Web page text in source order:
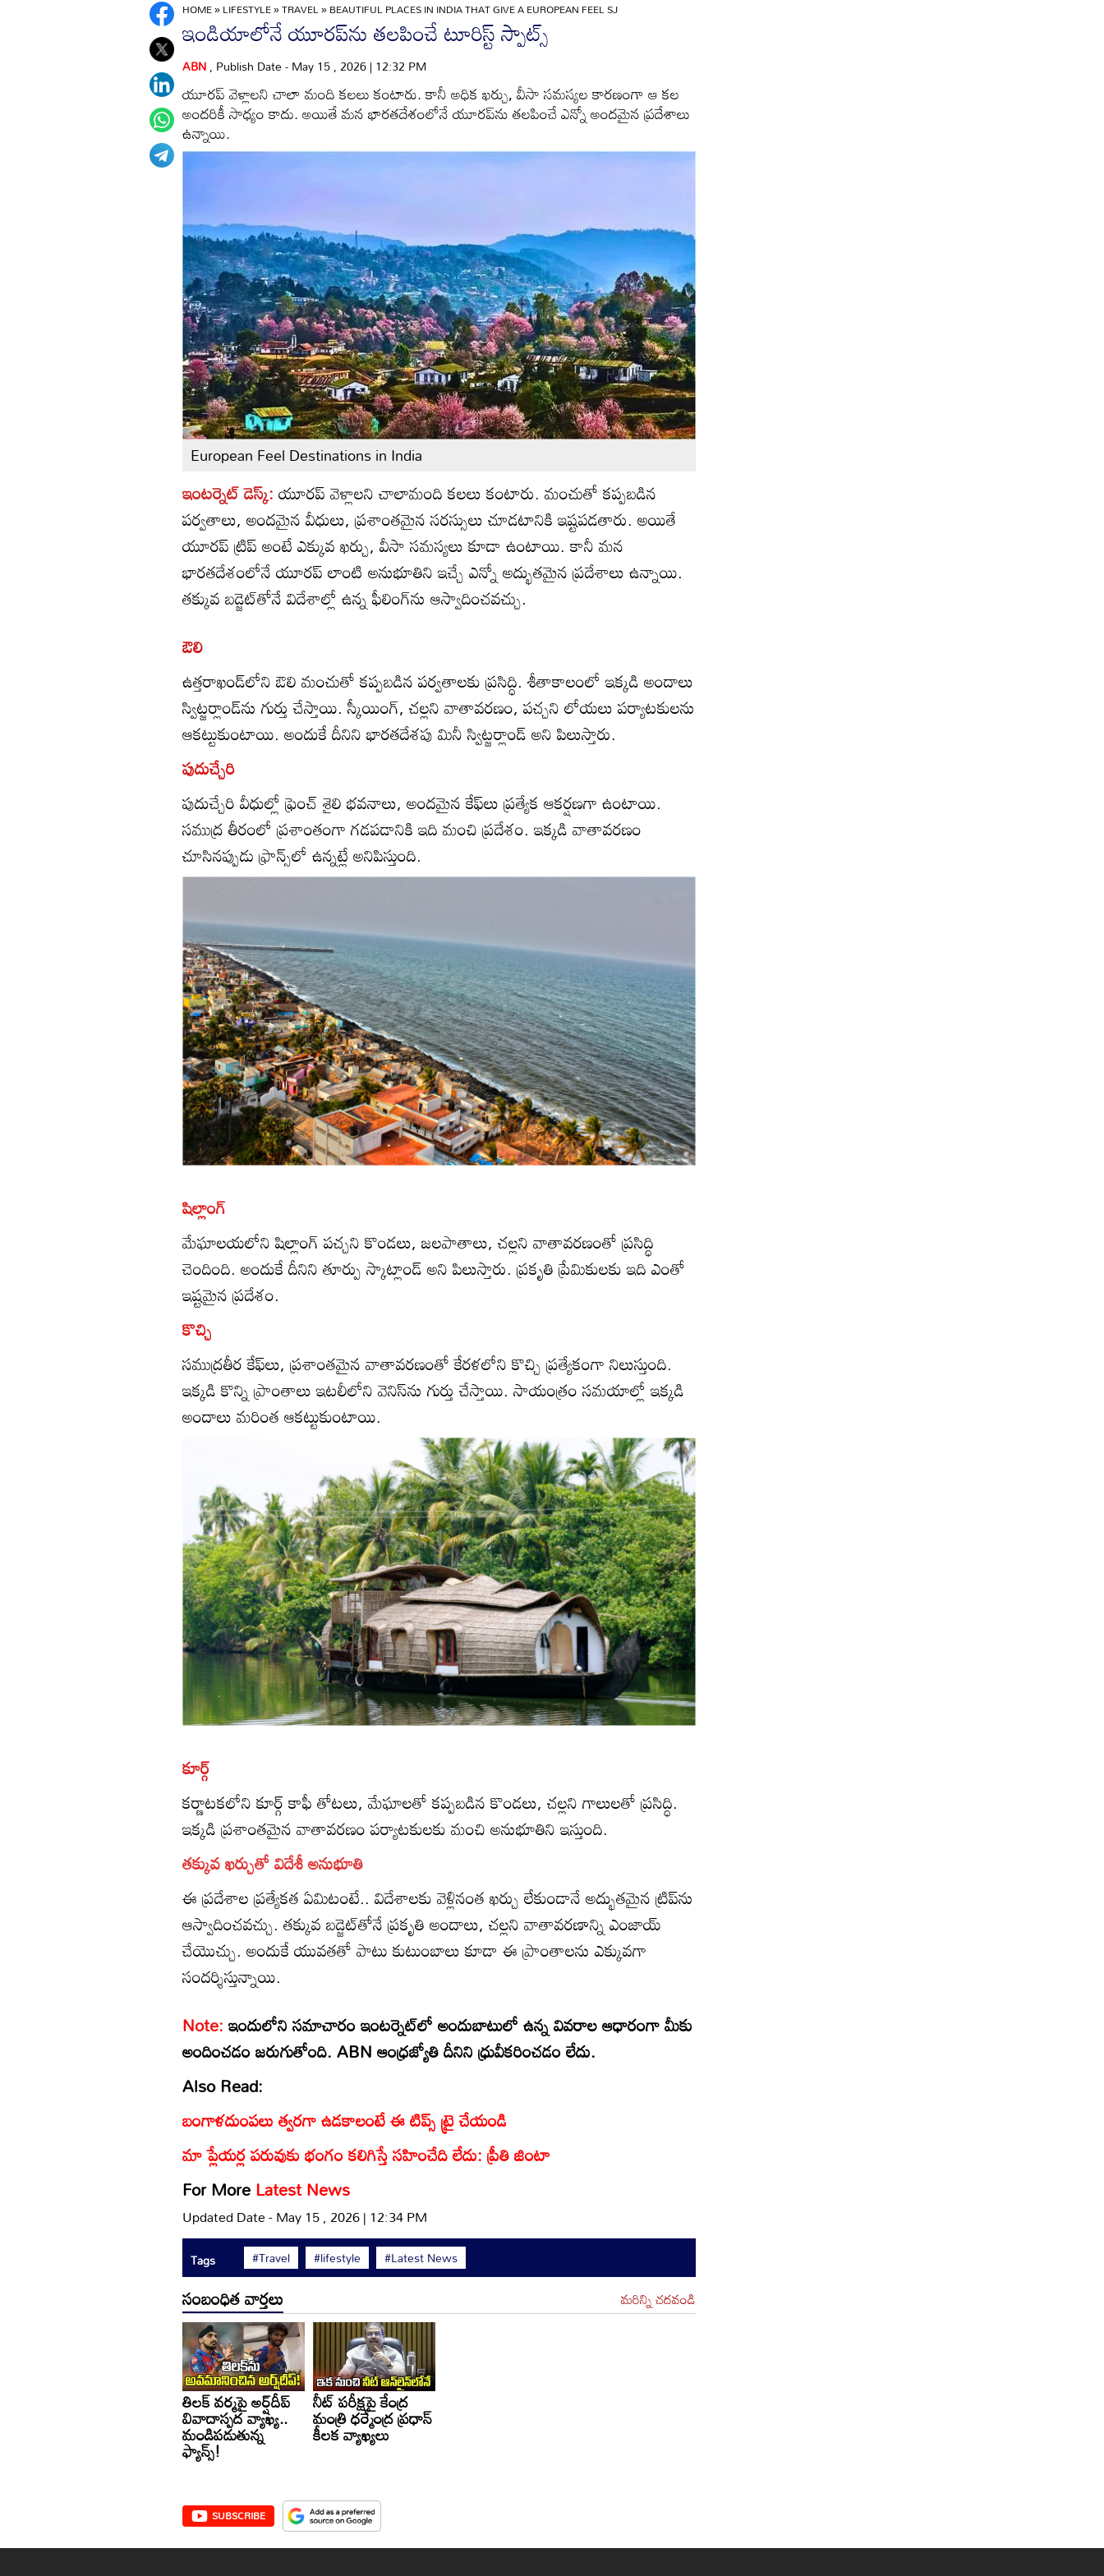
HOME»LIFESTYLE»TRAVEL»BEAUTIFUL PLACES IN INDIA THAT GIVE A EUROPEAN FEEL SJ
ఇండియాలోనే యూరప్‌ను తలపించే టూరిస్ట్ స్పాట్స్‌
ABN, Publish Date - May 15 , 2026 | 12:32 PM
యూరప్‌ వెళ్లాలని చాలా మంది కలలు కంటారు. కానీ అధిక ఖర్చు, వీసా సమస్యల కారణంగా ఆ కల
అందరికీ సాధ్యం కాదు. అయితే మన భారతదేశంలోనే యూరప్‌ను తలపించే ఎన్నో అందమైన ప్రదేశాలు
ఉన్నాయి.
European Feel Destinations in India
ఇంటర్నెట్ డెస్క్:యూరప్‌ వెళ్లాలని చాలామంది కలలు కంటారు. మంచుతో కప్పబడిన
పర్వతాలు, అందమైన వీధులు, ప్రశాంతమైన సరస్సులు చూడటానికి ఇష్టపడతారు. అయితే
యూరప్‌ ట్రిప్‌ అంటే ఎక్కువ ఖర్చు, వీసా సమస్యలు కూడా ఉంటాయి. కానీ మన
భారతదేశంలోనే యూరప్‌ లాంటి అనుభూతిని ఇచ్చే ఎన్నో అద్భుతమైన ప్రదేశాలు ఉన్నాయి.
తక్కువ బడ్జెట్‌తోనే విదేశాల్లో ఉన్న ఫీలింగ్‌ను ఆస్వాదించవచ్చు.
ఔలి
ఉత్తరాఖండ్‌లోని ఔలి మంచుతో కప్పబడిన పర్వతాలకు ప్రసిద్ధి. శీతాకాలంలో ఇక్కడి అందాలు
స్విట్జర్లాండ్‌ను గుర్తు చేస్తాయి. స్కీయింగ్‌, చల్లని వాతావరణం, పచ్చని లోయలు పర్యాటకులను
ఆకట్టుకుంటాయి. అందుకే దీనిని భారతదేశపు మినీ స్విట్జర్లాండ్‌ అని పిలుస్తారు.
పుదుచ్చేరి
పుదుచ్చేరి వీధుల్లో ఫ్రెంచ్‌ శైలి భవనాలు, అందమైన కేఫ్‌లు ప్రత్యేక ఆకర్షణగా ఉంటాయి.
సముద్ర తీరంలో ప్రశాంతంగా గడపడానికి ఇది మంచి ప్రదేశం. ఇక్కడి వాతావరణం
చూసినప్పుడు ఫ్రాన్స్‌లో ఉన్నట్లే అనిపిస్తుంది.
షిల్లాంగ్‌
మేఘాలయలోని షిల్లాంగ్‌ పచ్చని కొండలు, జలపాతాలు, చల్లని వాతావరణంతో ప్రసిద్ధి
చెందింది. అందుకే దీనిని తూర్పు స్కాట్లాండ్‌ అని పిలుస్తారు. ప్రకృతి ప్రేమికులకు ఇది ఎంతో
ఇష్టమైన ప్రదేశం.
కొచ్చి
సముద్రతీర కేఫ్‌లు, ప్రశాంతమైన వాతావరణంతో కేరళలోని కొచ్చి ప్రత్యేకంగా నిలుస్తుంది.
ఇక్కడి కొన్ని ప్రాంతాలు ఇటలీలోని వెనిస్‌ను గుర్తు చేస్తాయి. సాయంత్రం సమయాల్లో ఇక్కడి
అందాలు మరింత ఆకట్టుకుంటాయి.
కూర్గ్‌
కర్ణాటకలోని కూర్గ్‌ కాఫీ తోటలు, మేఘాలతో కప్పబడిన కొండలు, చల్లని గాలులతో ప్రసిద్ధి.
ఇక్కడి ప్రశాంతమైన వాతావరణం పర్యాటకులకు మంచి అనుభూతిని ఇస్తుంది.
తక్కువ ఖర్చుతో విదేశీ అనుభూతి
ఈ ప్రదేశాల ప్రత్యేకత ఏమిటంటే.. విదేశాలకు వెళ్లినంత ఖర్చు లేకుండానే అద్భుతమైన ట్రిప్‌ను
ఆస్వాదించవచ్చు. తక్కువ బడ్జెట్‌తోనే ప్రకృతి అందాలు, చల్లని వాతావరణాన్ని ఎంజాయ్
చేయొచ్చు. అందుకే యువతతో పాటు కుటుంబాలు కూడా ఈ ప్రాంతాలను ఎక్కువగా
సందర్శిస్తున్నాయి.
Note:ఇందులోని సమాచారం ఇంటర్నెట్‌లో అందుబాటులో ఉన్న వివరాల ఆధారంగా మీకు
అందించడం జరుగుతోంది. ABN ఆంధ్రజ్యోతి దీనిని ధ్రువీకరించడం లేదు.
Also Read:
బంగాళదుంపలు త్వరగా ఉడకాలంటే ఈ టిప్స్ ట్రై చేయండి
మా ప్లేయర్ల పరువుకు భంగం కలిగిస్తే సహించేది లేదు: ప్రీతి జింటా
For MoreLatest News
Updated Date - May 15 , 2026 | 12:34 PM
Tags #Travel #lifestyle #Latest News
సంబంధిత వార్తలు మరిన్ని చదవండి
తిలక్ వర్మపై అర్ష్‌దీప్
వివాదాస్పద వ్యాఖ్య..
మండిపడుతున్న
ఫ్యాన్స్!
నీట్ పరీక్షపై కేంద్ర
మంత్రి ధర్మేంద్ర ప్రధాన్
కీలక వ్యాఖ్యలు
SUBSCRIBE